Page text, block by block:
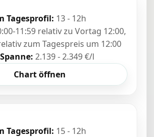
Tagesprofil: 13 - 12h
11:59 relativ zu Vortag 12:00,
zum Tagespreis um 12:00
2.139 - 2.349 €/l
Chart öffnen
Tagesprofil: 15 - 12h